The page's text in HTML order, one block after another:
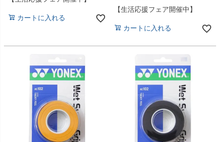
カートに入れる
【生活応援フェア開催中】
カートに入れる